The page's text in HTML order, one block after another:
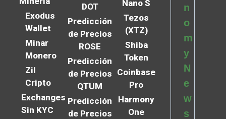
Exodus
Wallet
Minar
Monero
Zil
Cripto
Exchanges
Sin KYC
DOT
Predicción
de Precios
ROSE
Predicción
de Precios
QTUM
Predicción
de Precios
Nano S
Tezos
(XTZ)
Shiba
Token
Coinbase
Pro
Harmony
One
n
o
m
y
N
e
w
s